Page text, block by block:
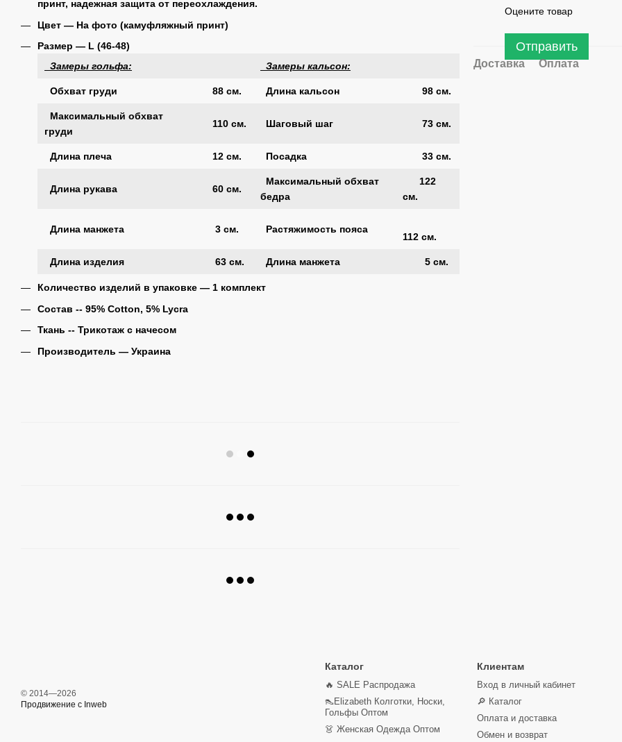
принт, надежная защита от переохлаждения.
Цвет — На фото (камуфляжный принт)
Размер ― L (46-48)
Замеры гольфа:
Замеры кальсон:
Обхват груди 88 см. Длина кальсон 98 см.
Максимальный обхват
груди
110 см. Шаговый шаг 73 см.
Длина плеча 12 см. Посадка 33 см.
Длина рукава 60 см.
Максимальный обхват
бедра
122
см.
Длина манжета 3 см. Растяжимость пояса
112 см.
Длина изделия 63 см. Длина манжета 5 см.
Количество изделий в упаковке ― 1 комплект
Состав -- 95% Cotton, 5% Lycra
Ткань -- Трикотаж с начесом
Производитель ― Украина
Оцените товар
Отправить
Доставка Оплата
© 2014—2026
Продвижение с Inweb
Каталог
🔥 SALE Распродажа
👠Elizabeth Колготки, Носки,
Гольфы Оптом
👗 Женская Одежда Оптом
Клиентам
Вход в личный кабинет
🔎 Каталог
Оплата и доставка
Обмен и возврат